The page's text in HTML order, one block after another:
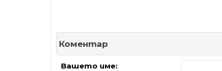
Коментар
Вашето име: